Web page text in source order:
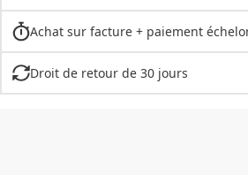
Achat sur facture + paiement
Droit de retour de 30 jours